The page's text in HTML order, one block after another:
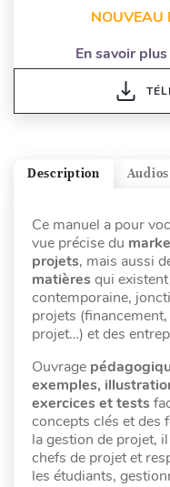
NOUVEAU
En savoir
Audios
Description
Ce manuel a pour
vue précise du
projets, mais aussi
matières qui
contemporaine,
projets
projet…) et des
Ouvrage
exemples,
exercices et tests
concepts clés et des
la gestion de projet,
chefs de projet et
les étudiants,